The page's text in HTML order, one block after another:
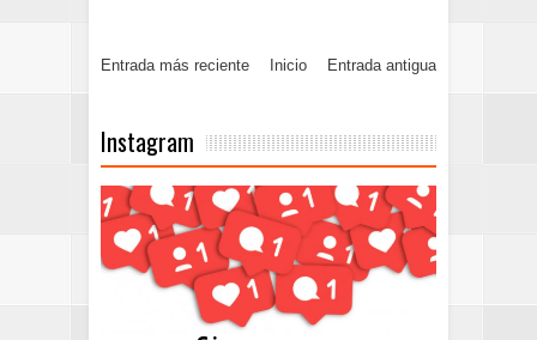
Entrada más reciente Entrada antigua
Inicio
Instagram